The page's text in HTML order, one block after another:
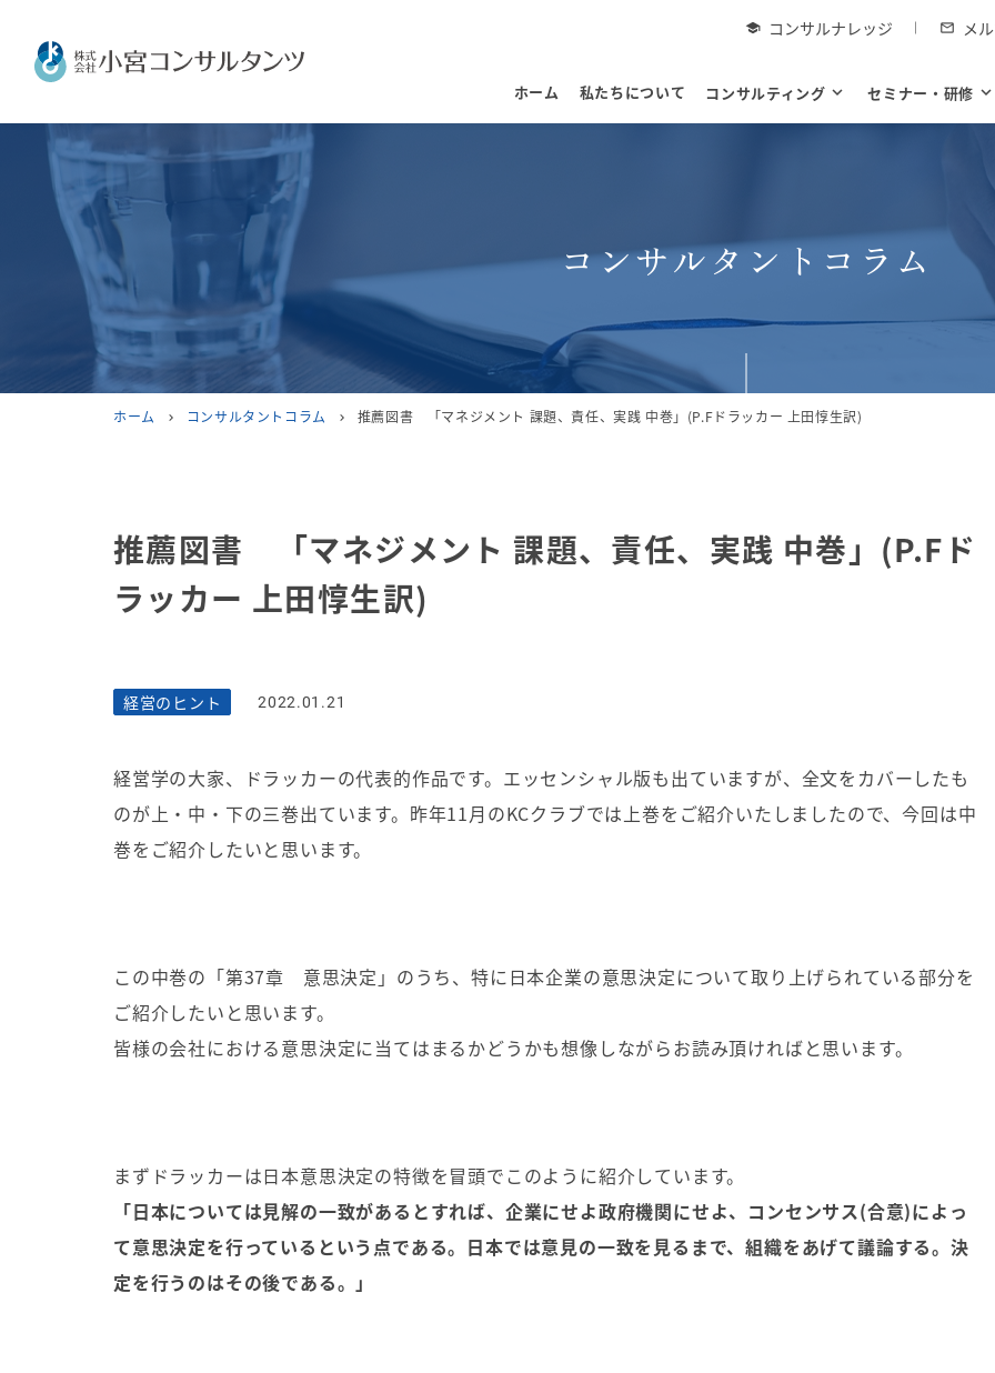
school コンサルナレッジ mail_outline メ
ホーム 私たちについて コンサルティング expand_more セミナー・研修 expand_more
コンサルタントコラム
ホーム chevron_right コンサルタントコラム chevron_right 推薦図書 「マネジメント 課題、責任、実践 中巻」(P.Fドラッカー 上田惇生訳)
推薦図書 「マネジメント 課題、責任、実践 中巻」(P.Fド
ラッカー 上田惇生訳)
経営のヒント 2022.01.21
経営学の大家、ドラッカーの代表的作品です。エッセンシャル版も出ていますが、全文をカバーしたも
のが上・中・下の三巻出ています。昨年11月のKCクラブでは上巻をご紹介いたしましたので、今回は中
巻をご紹介したいと思います。
この中巻の「第37章 意思決定」のうち、特に日本企業の意思決定について取り上げられている部分を
ご紹介したいと思います。
皆様の会社における意思決定に当てはまるかどうかも想像しながらお読み頂ければと思います。
まずドラッカーは日本意思決定の特徴を冒頭でこのように紹介しています。
「日本については見解の一致があるとすれば、企業にせよ政府機関にせよ、コンセンサス(合意)によっ
て意思決定を行っているという点である。日本では意見の一致を見るまで、組織をあげて議論する。決
定を行うのはその後である。」